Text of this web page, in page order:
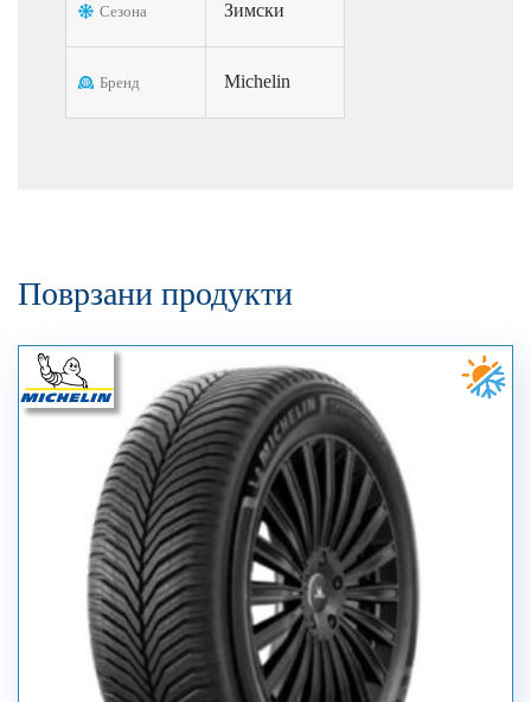
Сезона Зимски
Бренд Michelin
Поврзани продукти